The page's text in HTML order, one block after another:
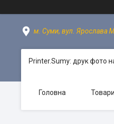
м. Суми, вул. Ярослава
Printer.Sumy: друк фото
Головна